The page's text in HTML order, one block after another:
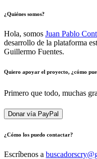
¿Quiénes somos?
Hola, somos Juan Pablo
desarrollo de la plataforma
Guillermo Fuentes.
Quiero apoyar el proyecto, ¿cómo
Primero que todo, muchas
Donar vía PayPal
¿Cómo los puedo contactar?
Escríbenos a